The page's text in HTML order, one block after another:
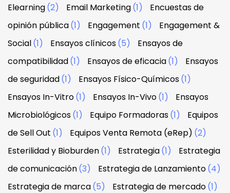
Elearning(2) Email Marketing(1)
Encuestas de
opinión pública(1) Engagement (1)
Engagement &
Social(1) Ensayos clínicos(5)
Ensayos de
compatibilidad(1) Ensayos de eficacia(1)
Ensayos
de seguridad(1) Ensayos Físico-Químicos(1)
Ensayos In-Vitro(1) Ensayos In-Vivo(1)
Ensayos
Microbiológicos(1) Equipo Formadoras(1)
Equipos
de Sell Out (1) Equipos Venta Remota (eRep) (2)
Esterilidad y Bioburden(1) Estrategia(1)
Estrategia
de comunicación(3) Estrategia de Lanzamiento(4)
Estrategia de marca(5) Estrategia de mercado(1)